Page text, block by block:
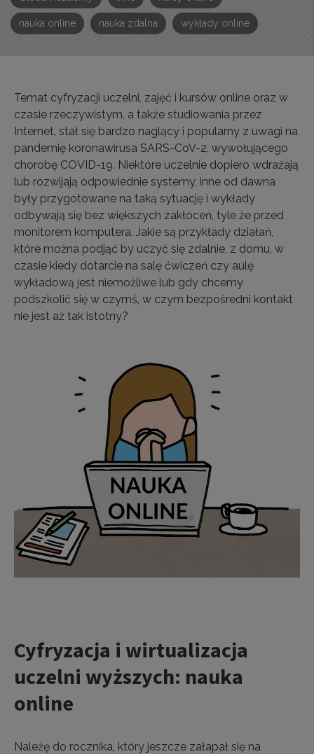
nauka online nauka zdalna wykłady online
Temat cyfryzacji uczelni, zajęć i kursów online oraz w
czasie rzeczywistym, a także studiowania przez
Internet, stał się bardzo naglący i popularny z uwagi na
pandemię koronawirusa SARS-CoV-2, wywołującego
chorobę COVID-19. Niektóre uczelnie dopiero wdrażają
lub rozwijają odpowiednie systemy, inne od dawna
były przygotowane na taką sytuację i wykłady
odbywają się bez większych zakłóceń, tyle że przed
monitorem komputera. Jakie są przykłady działań,
które można podjąć by uczyć się zdalnie, z domu, w
czasie kiedy dotarcie na salę ćwiczeń czy aulę
wykładową jest niemożliwe lub gdy chcemy
podszkolić się w czymś, w czym bezpośredni kontakt
nie jest aż tak istotny?
Cyfryzacja i wirtualizacja
uczelni wyższych: nauka
online
Należę do rocznika, który jeszcze załapał się na